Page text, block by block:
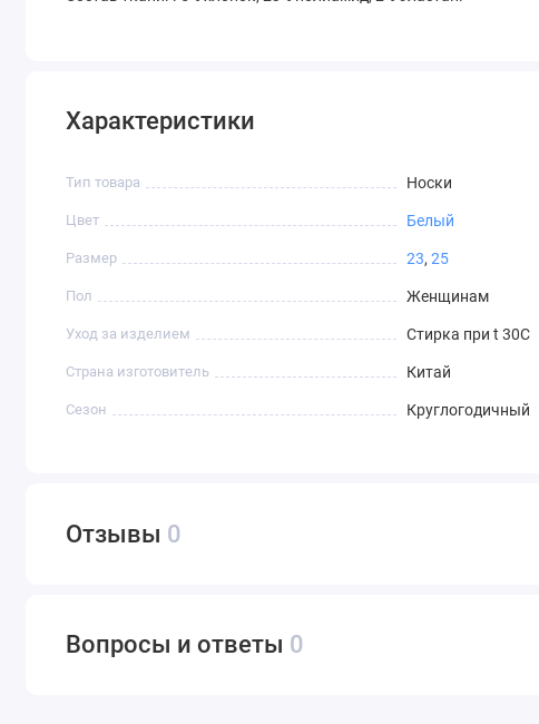
Характеристики
Тип товара Носки
Цвет Белый
Размер 23, 25
Пол Женщинам
Уход за изделием Стирка при t 30С
Страна изготовитель Китай
Сезон Круглогодичный
Отзывы 0
Вопросы и ответы 0